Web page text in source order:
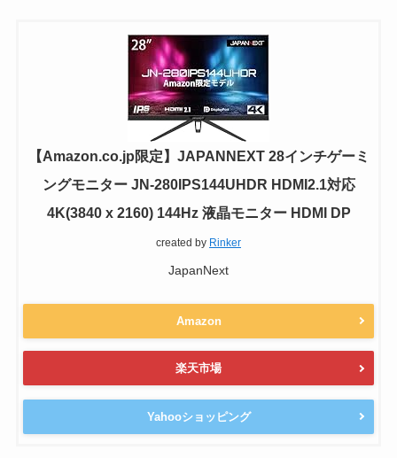
【Amazon.co.jp限定】JAPANNEXT 28インチゲーミ
ングモニター JN-280IPS144UHDR HDMI2.1対応
4K(3840 x 2160) 144Hz 液晶モニター HDMI DP
created by Rinker
JapanNext
Amazon
楽天市場
Yahooショッピング